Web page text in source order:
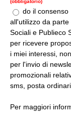
(obbligatorio)
do il consenso
all'utilizzo da
Sociali e Publieco
per ricevere
i miei interessi,
per l'invio di
promozionali
sms, posta
Per maggiori